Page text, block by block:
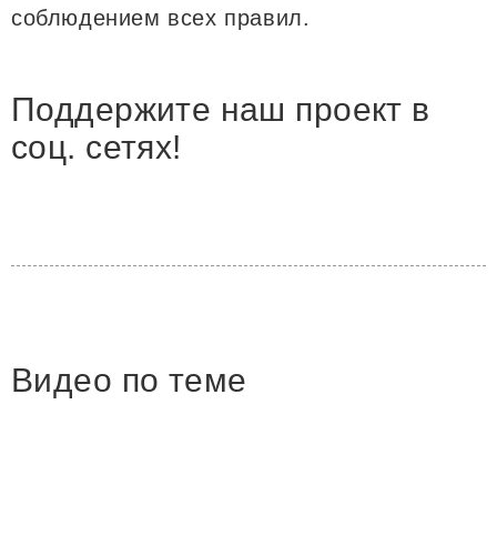
соблюдением всех правил.
Поддержите наш проект в
соц. сетях!
Видео по теме